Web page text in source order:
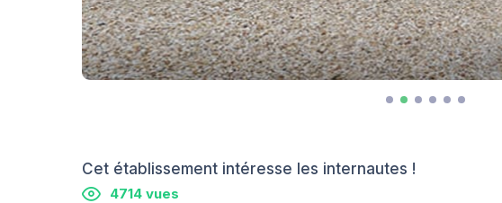
Cet établissement intéresse les internautes !
4714 vues